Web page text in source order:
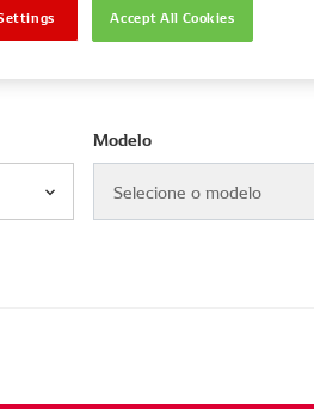
Modelo
Selecione o modelo
Accept All Cookies